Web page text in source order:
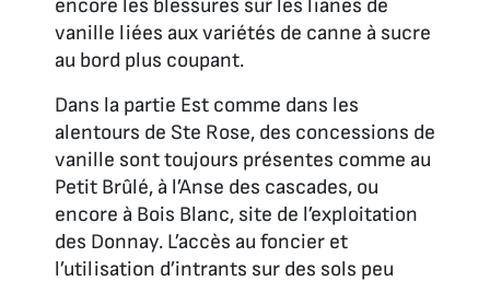
encore les blessures sur les lianes de
vanille liées aux variétés de canne à sucre
au bord plus coupant.
Dans la partie Est comme dans les
alentours de Ste Rose, des concessions de
vanille sont toujours présentes comme au
Petit Brûlé, à l’Anse des cascades, ou
encore à Bois Blanc, site de l’exploitation
des Donnay. L’accès au foncier et
l’utilisation d’intrants sur des sols peu